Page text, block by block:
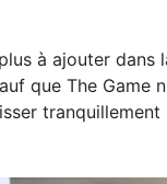
à ajouter dans
que The Game
tranquillement